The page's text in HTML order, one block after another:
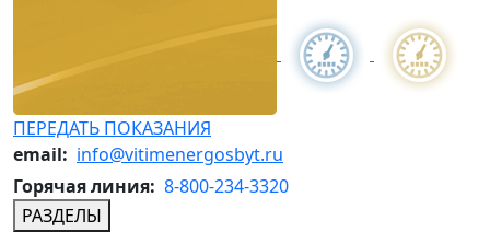
ПЕРЕДАТЬ ПОКАЗАНИЯ
email: info@vitimenergosbyt.ru
Горячая линия: 8-800-234-3320
РАЗДЕЛЫ